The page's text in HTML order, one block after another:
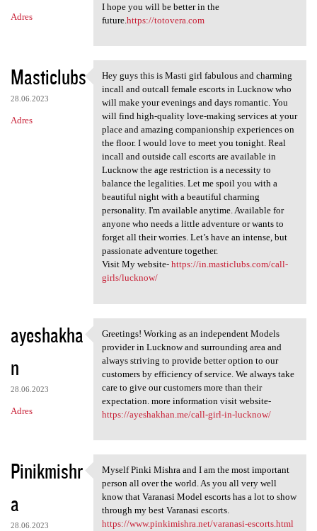
Adres
I hope you will be better in the
future. https://totovera.com
Masticlubs
28.06.2023
Adres
Hey guys this is Masti girl
Hey guys this is Masti girl fabulous and charming
incall and outcall female escorts in Lucknow who
will make your evenings and days romantic. You
will find high-quality love-making services at your
place and amazing companionship experiences on
the floor. I would love to meet you tonight. Real
incall and outside call escorts are available in
Lucknow the age restriction is a necessity to
balance the legalities. Let me spoil you with a
beautiful night with a beautiful charming
personality. I'm available anytime. Available for
anyone who needs a little adventure or wants to
forget all their worries. Let’s have an intense, but
passionate adventure together.
Visit My website- https://in.masticlubs.com/call-
girls/lucknow/
ayeshakha
n
28.06.2023
Adres
Greetings! Working as an
Greetings! Working as an independent Models
provider in Lucknow and surrounding area and
always striving to provide better option to our
customers by efficiency of service. We always take
care to give our customers more than their
expectation. more information visit website-
https://ayeshakhan.me/call-girl-in-lucknow/
Pinikmishr
a
28.06.2023
Myself Pinki Mishra and I am
Myself Pinki Mishra and I am the most important
person all over the world. As you all very well
know that Varanasi Model escorts has a lot to show
through my best Varanasi escorts.
https://www.pinkimishra.net/varanasi-escorts.html